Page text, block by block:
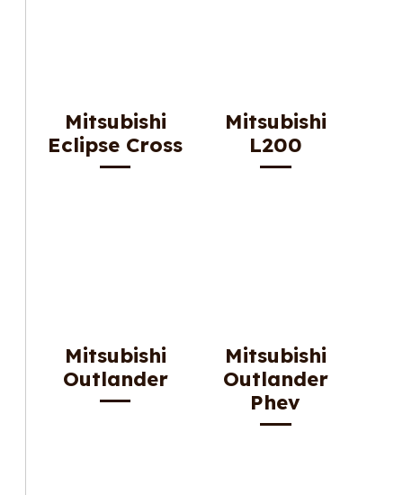
Mitsubishi
Eclipse Cross
Mitsubishi
L200
Mitsubishi
Outlander
Mitsubishi
Outlander
Phev